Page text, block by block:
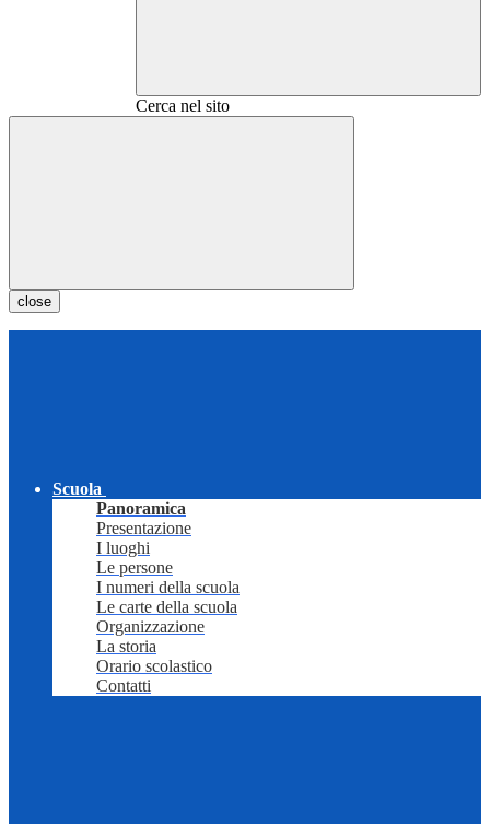
Cerca nel sito
close
Scuola
Panoramica
Presentazione
I luoghi
Le persone
I numeri della scuola
Le carte della scuola
Organizzazione
La storia
Orario scolastico
Contatti